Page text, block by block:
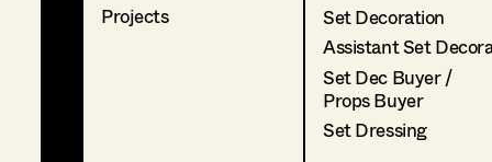
Projects
Set Decoration
Assistant Set
Set Dec Buyer /
Props Buyer
Set Dressing